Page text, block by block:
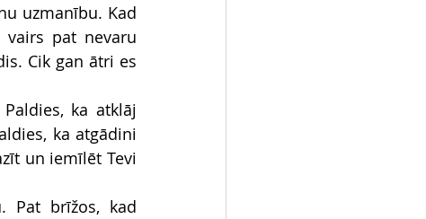
uzmanību. Kad
pat nevaru
Cik gan ātri es
ka atklāj
ka atgādini
un iemīlēt Tevi
Pat brīžos, kad